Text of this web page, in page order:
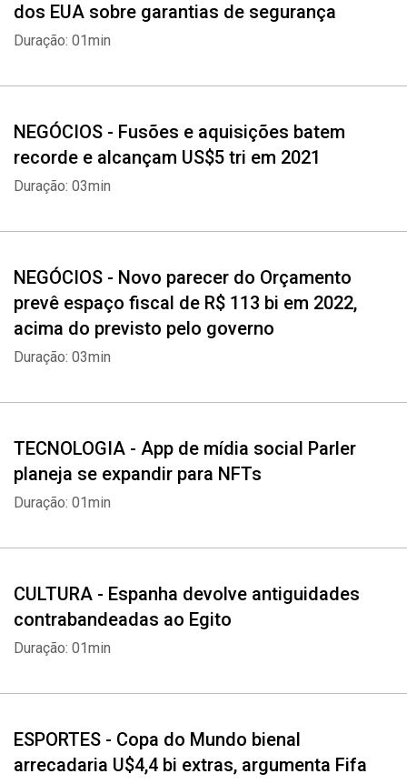
dos EUA sobre garantias de segurança
Duração: 01min
NEGÓCIOS - Fusões e aquisições batem
recorde e alcançam US$5 tri em 2021
Duração: 03min
NEGÓCIOS - Novo parecer do Orçamento
prevê espaço fiscal de R$ 113 bi em 2022,
acima do previsto pelo governo
Duração: 03min
TECNOLOGIA - App de mídia social Parler
planeja se expandir para NFTs
Duração: 01min
CULTURA - Espanha devolve antiguidades
contrabandeadas ao Egito
Duração: 01min
ESPORTES - Copa do Mundo bienal
arrecadaria U$4,4 bi extras, argumenta Fifa